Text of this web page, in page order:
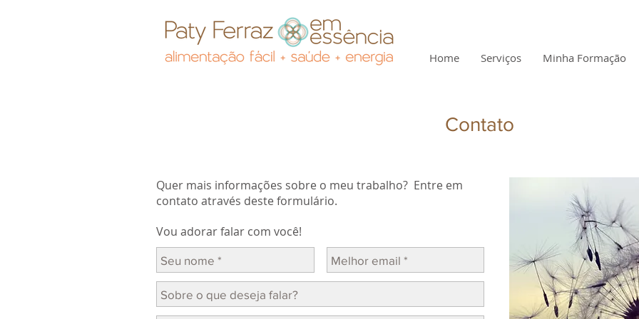
Home Serviços Minha Formação
Contato
Quer mais informações sobre o meu trabalho? Entre em
contato através deste formulário.
Vou adorar falar com você!